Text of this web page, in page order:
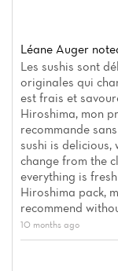
Léane Auger
Les sushis sont
originales qui
est frais et
Hiroshima, mon
recommande
sushi is
change from the
everything is
Hiroshima pack,
recommend
10 months ago